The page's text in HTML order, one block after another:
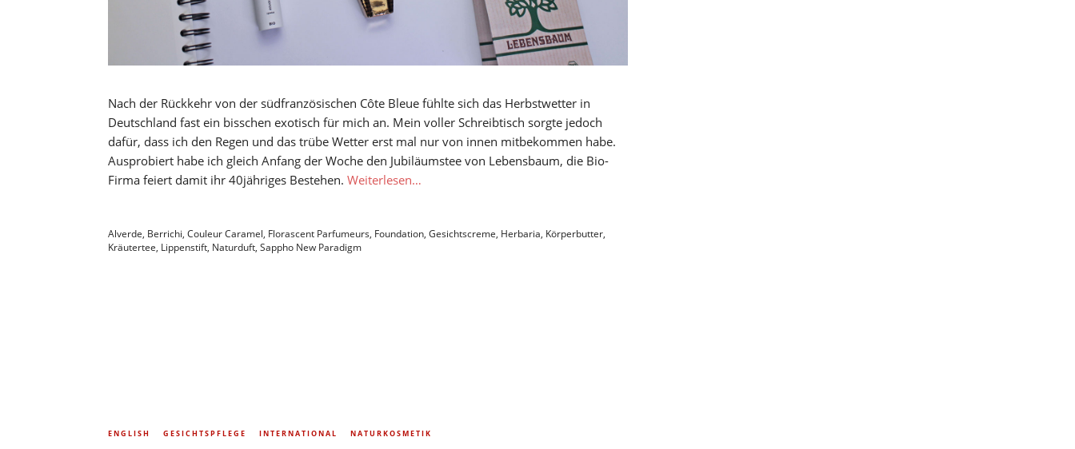
Nach der Rückkehr von der südfranzösischen Côte Bleue fühlte sich das Herbstwetter in
Deutschland fast ein bisschen exotisch für mich an. Mein voller Schreibtisch sorgte jedoch
dafür, dass ich den Regen und das trübe Wetter erst mal nur von innen mitbekommen habe.
Ausprobiert habe ich gleich Anfang der Woche den Jubiläumstee von Lebensbaum, die Bio-
Firma feiert damit ihr 40jähriges Bestehen. Weiterlesen…
Alverde, Berrichi, Couleur Caramel, Florascent Parfumeurs, Foundation, Gesichtscreme, Herbaria, Körperbutter,
Kräutertee, Lippenstift, Naturduft, Sappho New Paradigm
ENGLISH GESICHTSPFLEGE INTERNATIONAL NATURKOSMETIK